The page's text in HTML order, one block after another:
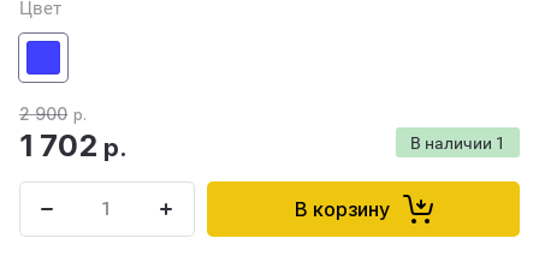
Цвет
В наличии 1
2 900 р.
1 702 р.
В корзину